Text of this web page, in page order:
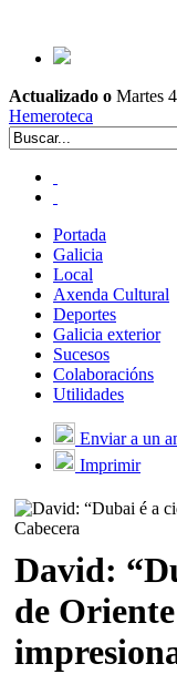
Actualizado o Martes
Hemeroteca
Portada
Galicia
Local
Axenda Cultural
Deportes
Galicia exterior
Sucesos
Colaboracións
Utilidades
Enviar a un
Imprimir
David:
de